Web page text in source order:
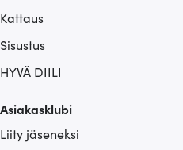
Kattaus
Sisustus
HYVÄ DIILI
Asiakasklubi
Liity jäseneksi